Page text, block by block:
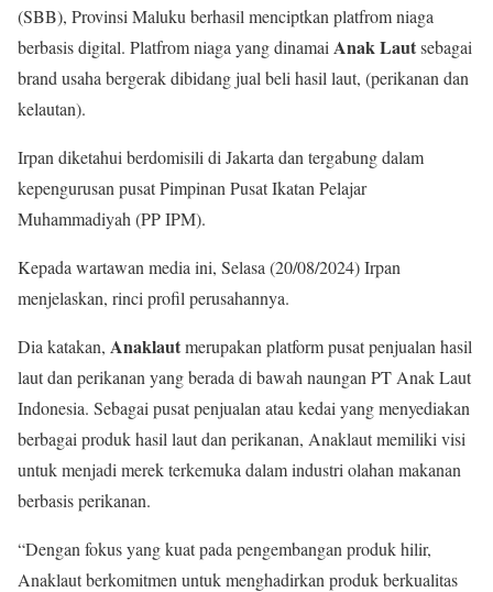
(SBB), Provinsi Maluku berhasil menciptkan platfrom niaga
berbasis digital. Platfrom niaga yang dinamai Anak Lautsebagai
brand usaha bergerak dibidang jual beli hasil laut, (perikanan dan
kelautan).
Irpan diketahui berdomisili di Jakarta dan tergabung dalam
kepengurusan pusat Pimpinan Pusat Ikatan Pelajar
Muhammadiyah (PP IPM).
Kepada wartawan media ini, Selasa (20/08/2024) Irpan
menjelaskan, rinci profil perusahannya.
Dia katakan, Anaklautmerupakan platform pusat penjualan hasil
laut dan perikanan yang berada di bawah naungan PT Anak Laut
Indonesia. Sebagai pusat penjualan atau kedai yang menyediakan
berbagai produk hasil laut dan perikanan, Anaklaut memiliki visi
untuk menjadi merek terkemuka dalam industri olahan makanan
berbasis perikanan.
“Dengan fokus yang kuat pada pengembangan produk hilir,
Anaklaut berkomitmen untuk menghadirkan produk berkualitas